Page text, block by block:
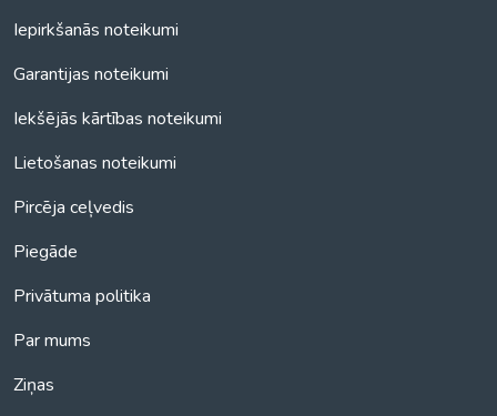
Iepirkšanās noteikumi
Garantijas noteikumi
Iekšējās kārtības noteikumi
Lietošanas noteikumi
Pircēja ceļvedis
Piegāde
Privātuma politika
Par mums
Ziņas